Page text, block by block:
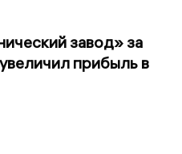
завод» за
прибыль в